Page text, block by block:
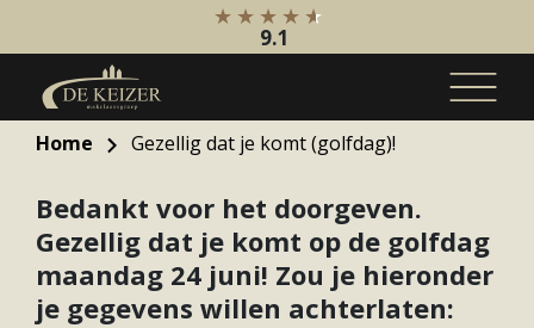
Bestaande bouw
Internationaal
Nieuwbouw
9.1
Home Gezellig dat je komt (golfdag)!
Bedankt voor het doorgeven.
Gezellig dat je komt op de golfdag
maandag 24 juni! Zou je hieronder
je gegevens willen achterlaten: